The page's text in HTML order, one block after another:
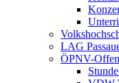
LAG
ÖPNV-